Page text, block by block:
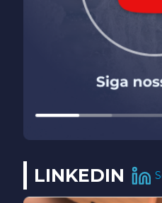
LINKEDIN